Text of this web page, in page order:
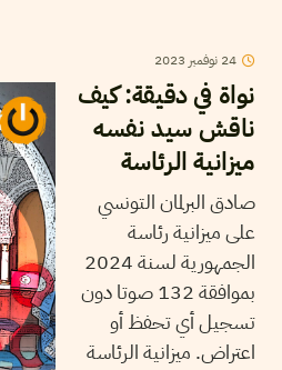
24 نوفمبر 2023
نواة في دقيقة: كيف
ناقش سيد نفسه
ميزانية الرئاسة
صادق البرلمان التونسي
على ميزانية رئاسة
الجمهورية لسنة 2024
بموافقة 132 صوتا دون
تسجيل أي تحفظ أو
اعتراض. ميزانية الرئاسة